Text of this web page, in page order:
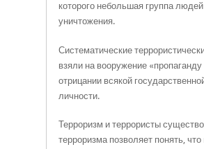
которого небольшая группа
уничтожения.
Систематические
взяли на вооружение
отрицании всякой
личности.
Терроризм и террористы
терроризма позволяет понять,